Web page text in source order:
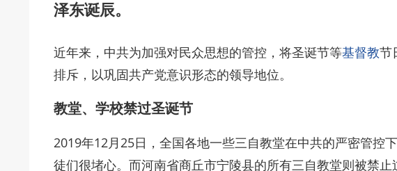
泽东诞辰。
近年来，中共为加强对民众思想的管控，将圣诞节等基督教节
排斥，以巩固共产党意识形态的领导地位。
教堂、学校禁过圣诞节
2019年12月25日，全国各地一些三自教堂在中共的严密管控
徒们很堵心。而河南省商丘市宁陵县的所有三自教堂则被禁止